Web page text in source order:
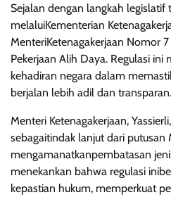
Sejalan dengan langkah legislatif
melaluiKementerian
MenteriKetenagakerjaan Nomor
Pekerjaan Alih Daya. Regulasi ini
kehadiran negara dalam
berjalan lebih adil dan transparan.
Menteri Ketenagakerjaan,
sebagaitindak lanjut dari putusan
mengamanatkanpembatasan
menekankan bahwa regulasi
kepastian hukum, memperkuat